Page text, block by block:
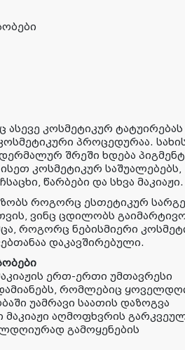
კოსმეტიკურ ტატუირებას
პროცედურაა.
შრეში ხდება
კოსმეტიკურ საშუალებებს,
წარბები და სხვა მაკიაჟი.
როგორც ესთეტიკურ
ვინც ცდილობს
როგორც ნებისმიერი
დაკავშირებული.
ერთ-ერთი უმთავრესი
რომლებიც
უამრავი საათის დაზოგვა
აღმოფხვრის
გამოყენების